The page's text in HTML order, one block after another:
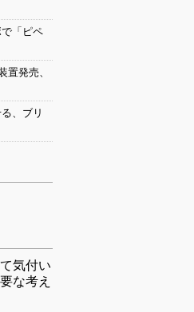
「ピペ
置発売、
、ブリ
気付い
な考え